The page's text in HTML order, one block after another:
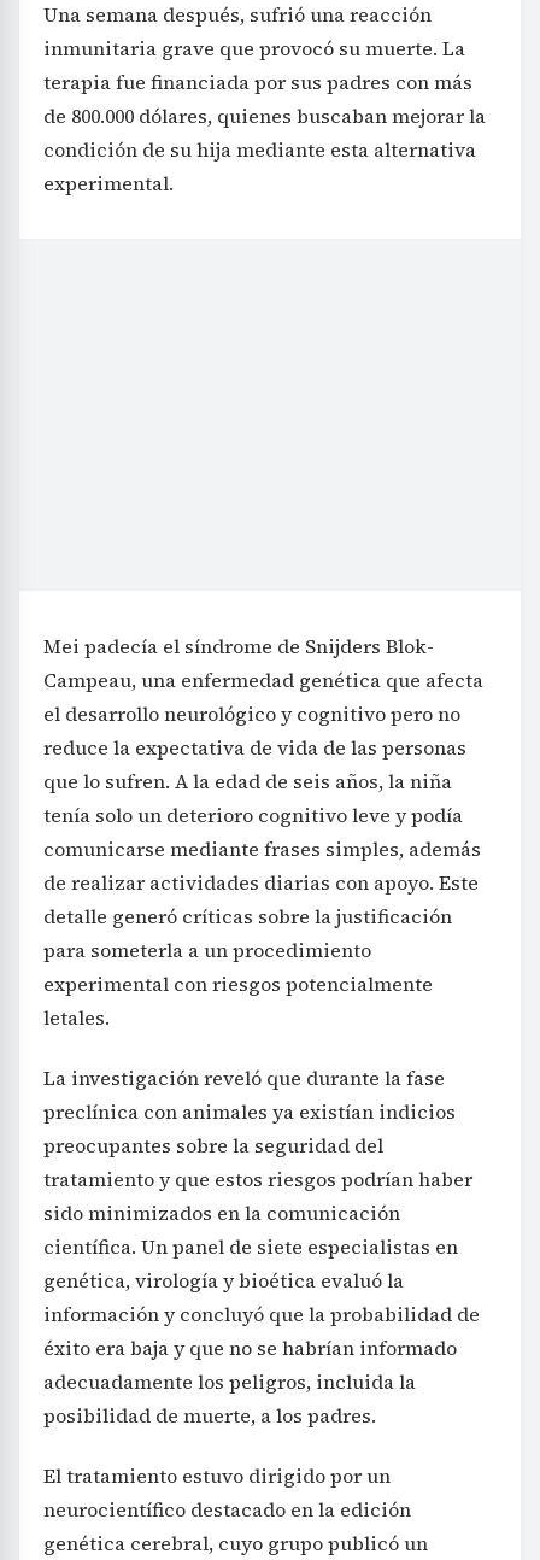
Una semana después, sufrió una reacción
inmunitaria grave que provocó su muerte. La
terapia fue financiada por sus padres con más
de 800.000 dólares, quienes buscaban mejorar la
condición de su hija mediante esta alternativa
experimental.
Mei padecía el síndrome de Snijders Blok-
Campeau, una enfermedad genética que afecta
el desarrollo neurológico y cognitivo pero no
reduce la expectativa de vida de las personas
que lo sufren. A la edad de seis años, la niña
tenía solo un deterioro cognitivo leve y podía
comunicarse mediante frases simples, además
de realizar actividades diarias con apoyo. Este
detalle generó críticas sobre la justificación
para someterla a un procedimiento
experimental con riesgos potencialmente
letales.
La investigación reveló que durante la fase
preclínica con animales ya existían indicios
preocupantes sobre la seguridad del
tratamiento y que estos riesgos podrían haber
sido minimizados en la comunicación
científica. Un panel de siete especialistas en
genética, virología y bioética evaluó la
información y concluyó que la probabilidad de
éxito era baja y que no se habrían informado
adecuadamente los peligros, incluida la
posibilidad de muerte, a los padres.
El tratamiento estuvo dirigido por un
neurocientífico destacado en la edición
genética cerebral, cuyo grupo publicó un